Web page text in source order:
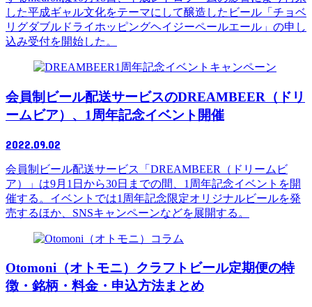
した平成ギャル文化をテーマにして醸造したビール「チョベ
リグダブルドライホッピングヘイジーペールエール」の申し
込み受付を開始した。
キャンペーン
会員制ビール配送サービスのDREAMBEER（ドリ
ームビア）、1周年記念イベント開催
2022.09.02
会員制ビール配送サービス「DREAMBEER（ドリームビ
ア）」は9月1日から30日までの間、1周年記念イベントを開
催する。イベントでは1周年記念限定オリジナルビールを発
売するほか、SNSキャンペーンなどを展開する。
コラム
Otomoni（オトモニ）クラフトビール定期便の特
徴・銘柄・料金・申込方法まとめ